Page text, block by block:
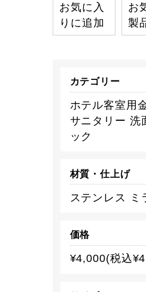
お気に入
りに追加
お
製
カテゴリー
ホテル客室用
サニタリー 洗
ック
材質・仕上げ
ステンレス ミ
価格
¥4,000(税込